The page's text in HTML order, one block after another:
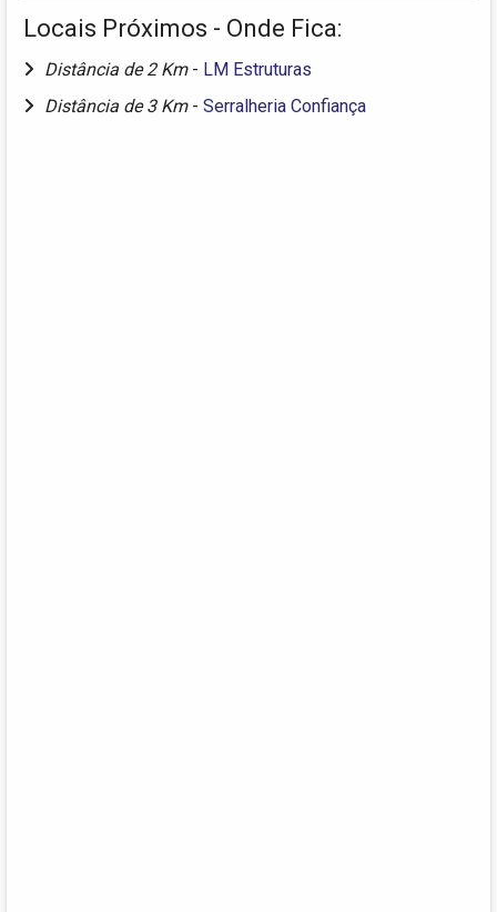
Locais Próximos - Onde Fica:
Distância de 2 Km - LM Estruturas
Distância de 3 Km - Serralheria Confiança